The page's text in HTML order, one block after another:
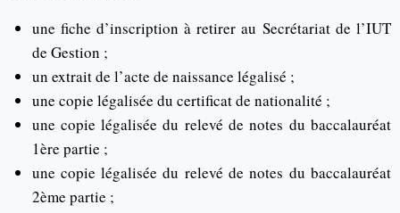
une fiche d’inscription à retirer au Secrétariat de l’IUT
de Gestion ;
un extrait de l’acte de naissance légalisé ;
une copie légalisée du certificat de nationalité ;
une copie légalisée du relevé de notes du baccalauréat
1ère partie ;
une copie légalisée du relevé de notes du baccalauréat
2ème partie ;